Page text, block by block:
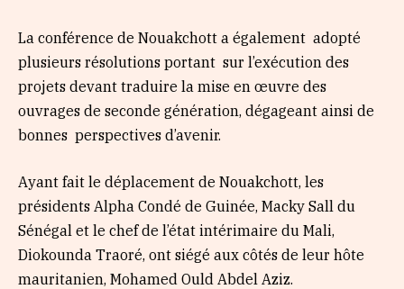
La conférence de Nouakchott a également adopté
plusieurs résolutions portant sur l’exécution des
projets devant traduire la mise en œuvre des
ouvrages de seconde génération, dégageant ainsi de
bonnes perspectives d’avenir.
Ayant fait le déplacement de Nouakchott, les
présidents Alpha Condé de Guinée, Macky Sall du
Sénégal et le chef de l’état intérimaire du Mali,
Diokounda Traoré, ont siégé aux côtés de leur hôte
mauritanien, Mohamed Ould Abdel Aziz.